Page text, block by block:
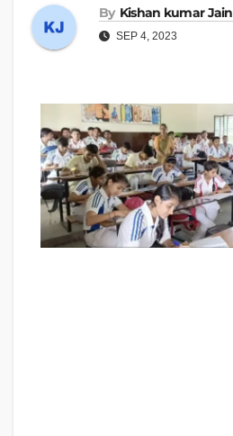
By Kishan kumar Jain
SEP 4, 2023